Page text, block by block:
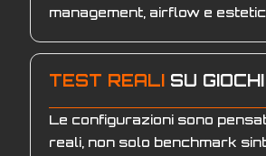
management, airflow e
TEST REALI SU GIOCHI
Le configurazioni sono
reali, non solo benchmark